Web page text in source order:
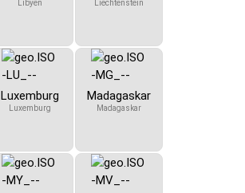
Libyen Liechtenstein
Luxemburg
Luxemburg
Madagaskar
Madagaskar